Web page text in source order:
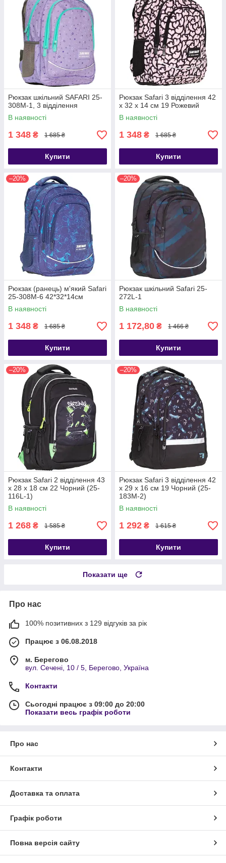
Рюкзак шкільний SAFARI 25-
308M-1, 3 відділення
В наявності
1 348 ₴ 1 685 ₴
Купити
Рюкзак Safari 3 відділення 42
x 32 x 14 см 19 Рожевий
В наявності
1 348 ₴ 1 685 ₴
Купити
–20%
Рюкзак (ранець) м'який Safari
25-308M-6 42*32*14см
В наявності
1 348 ₴ 1 685 ₴
Купити
–20%
Рюкзак шкільний Safari 25-
272L-1
В наявності
1 172,80 ₴ 1 466 ₴
Купити
–20%
Рюкзак Safari 2 відділення 43
х 28 х 18 см 22 Чорний (25-
116L-1)
В наявності
1 268 ₴ 1 585 ₴
Купити
–20%
Рюкзак Safari 3 відділення 42
x 29 x 16 см 19 Чорний (25-
183M-2)
В наявності
1 292 ₴ 1 615 ₴
Купити
Показати ще
Про нас
100% позитивних з 129 відгуків за рік
Працює з 06.08.2018
м. Берегово
вул. Сечені, 10 / 5, Берегово, Україна
Контакти
Сьогодні працює з 09:00 до 20:00
Показати весь графік роботи
Про нас
Контакти
Доставка та оплата
Графік роботи
Повна версія сайту